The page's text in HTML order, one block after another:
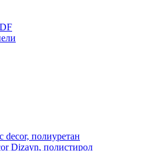
decor, полиуретан
Dizayn, полистирол